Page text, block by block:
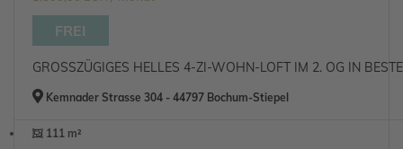
FREI
GROSSZÜGIGES HELLES 4-ZI-WOHN-LOFT IM 2. OG IN
Kemnader Strasse 304 - 44797 Bochum-Stiepel
111 m²